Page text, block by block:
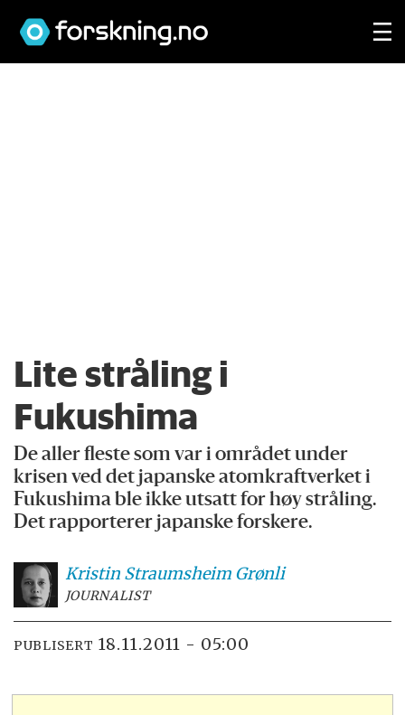
Lite stråling i
Fukushima
De aller fleste som var i området under
krisen ved det japanske atomkraftverket i
Fukushima ble ikke utsatt for høy stråling.
Det rapporterer japanske forskere.
Kristin Straumsheim Grønli
JOURNALIST
PUBLISERT 18.11.2011 - 05:00